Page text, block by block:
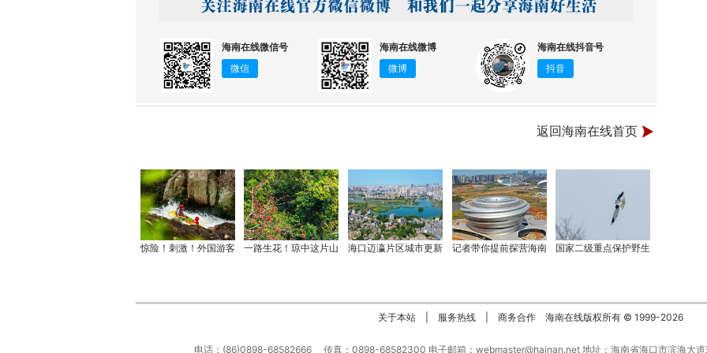
海南在线微信号
微信
海南在线微博
微博
海南在线抖音号
抖音
返回海南在线首页
惊险！刺激！外国游客 一路生花！琼中这片山 海口迈瀛片区城市更新 记者带你提前探营海南 国家二级重点保护野生
关于本站| 服务热线| 商务合作 海南在线版权所有 © 1999-2026
电话：(86)0898-68582666 传真：0898-68582300 电子邮箱：webmaster@hainan.net 地址：海南省海口市滨海大